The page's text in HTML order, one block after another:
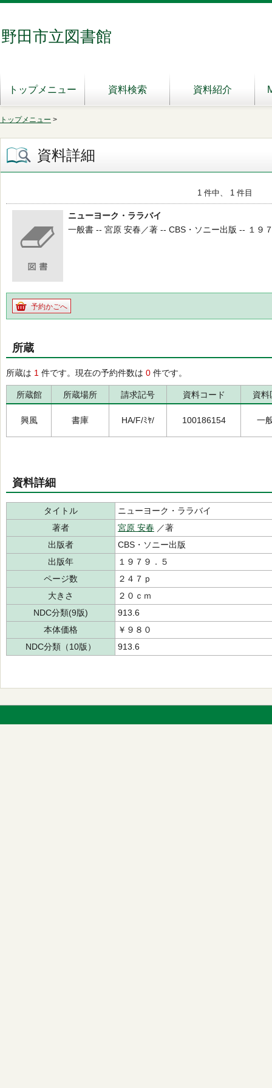
野田市立図書館
トップメニュー 資料検索 資料紹介
トップメニュー >
資料詳細
1 件中、 1 件目
ニューヨーク・ララバイ
一般書 -- 宮原 安春／著 -- CBS・ソニー出版 -- １９
予約かごへ
所蔵
所蔵は 1 件です。現在の予約件数は 0 件です。
所蔵館 所蔵場所 請求記号 資料コード 資料
興風 書庫 HA/F/ﾐﾔ/ 100186154 一
資料詳細
タイトル
ニューヨーク・ララバイ
著者
宮原 安春 ／著
出版者
CBS・ソニー出版
出版年
１９７９．５
ページ数
２４７ｐ
大きさ
２０ｃｍ
NDC分類(9版)
913.6
本体価格
￥９８０
NDC分類（10版）
913.6